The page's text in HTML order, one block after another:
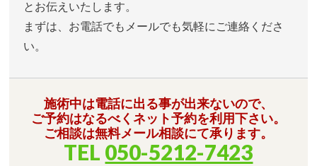
とお伝えいたします。
まずは、お電話でもメールでも気軽にご連絡くださ
い。
施術中は電話に出る事が出来ないので、
ご予約はなるべくネット予約を利用下さい。
ご相談は無料メール相談にて承ります。
TEL 050-5212-7423